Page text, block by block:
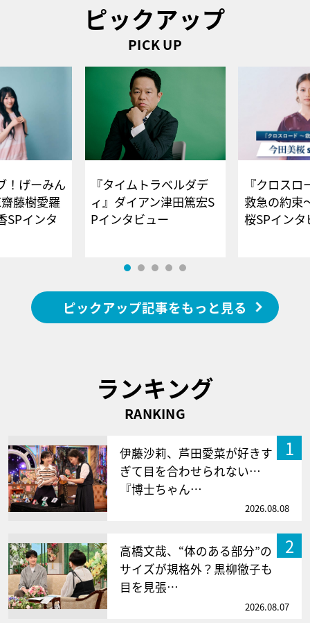
ピックアップ
PICK UP
！げーみん
藤樹愛羅
SPインタ
『タイムトラベルダデ
ィ』ダイアン津田篤宏S
Pインタビュー
『クロス
救急の約束
桜SPイ
ピックアップ記事をもっと見る
ランキング
RANKING
1
伊藤沙莉、芦田愛菜が好きす
ぎて目を合わせられない…
『博士ちゃん…
2026.08.08
2
高橋文哉、“体のある部分”の
サイズが規格外？黒柳徹子も
目を見張…
2026.08.07